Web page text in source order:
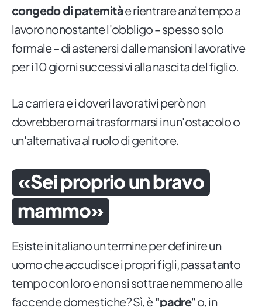
congedo di paternitàe rientrare anzitempo a
lavoro nonostante l'obbligo – spesso solo
formale – di astenersi dalle mansioni lavorative
per i 10 giorni successivi alla nascita del figlio.
La carriera e i doveri lavorativi però non
dovrebbero mai trasformarsi in un'ostacolo o
un'alternativa al ruolo di genitore.
«Sei proprio un bravo
mammo»
Esiste in italiano un termine per definire un
uomo che accudisce i propri figli, passa tanto
tempo con loro e non si sottrae nemmeno alle
faccende domestiche? Sì, è"padre" o, in